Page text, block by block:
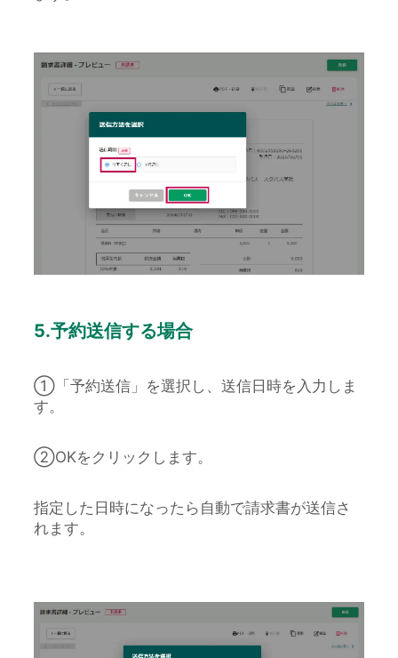
5.予約送信する場合
①「予約送信」を選択し、送信日時を入力しま
す。
②OKをクリックします。
指定した日時になったら自動で請求書が送信さ
れます。